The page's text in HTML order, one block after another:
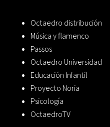
Octaedro distribución
Música y flamenco
Passos
Octaedro Universidad
Educación Infantil
Proyecto Noria
Psicología
OctaedroTV